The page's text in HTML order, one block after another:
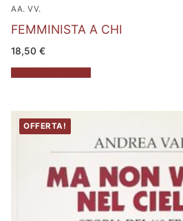
AA. VV.
FEMMINISTA A CHI
18,50 €
OFFERTA!